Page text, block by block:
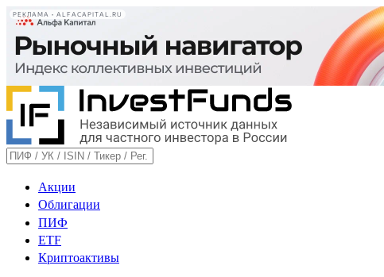
РЕКЛАМА • ALFACAPITAL.RU
Акции
Облигации
ПИФ
ETF
Криптоактивы